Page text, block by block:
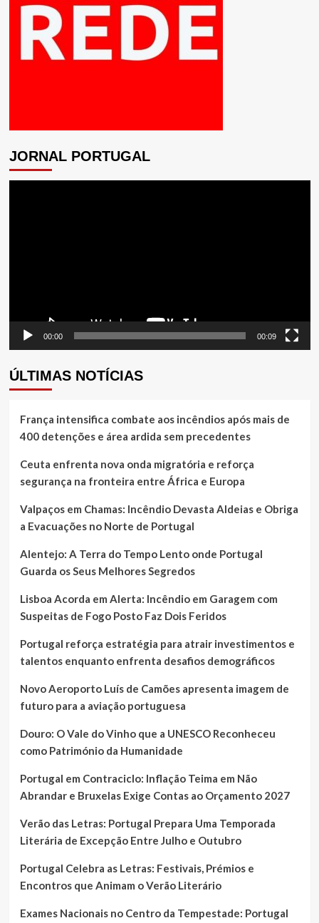
JORNAL PORTUGAL
00:00 00:09
ÚLTIMAS NOTÍCIAS
França intensifica combate aos incêndios após mais de
400 detenções e área ardida sem precedentes
Ceuta enfrenta nova onda migratória e reforça
segurança na fronteira entre África e Europa
Valpaços em Chamas: Incêndio Devasta Aldeias e Obriga
a Evacuações no Norte de Portugal
Alentejo: A Terra do Tempo Lento onde Portugal
Guarda os Seus Melhores Segredos
Lisboa Acorda em Alerta: Incêndio em Garagem com
Suspeitas de Fogo Posto Faz Dois Feridos
Portugal reforça estratégia para atrair investimentos e
talentos enquanto enfrenta desafios demográficos
Novo Aeroporto Luís de Camões apresenta imagem de
futuro para a aviação portuguesa
Douro: O Vale do Vinho que a UNESCO Reconheceu
como Património da Humanidade
Portugal em Contraciclo: Inflação Teima em Não
Abrandar e Bruxelas Exige Contas ao Orçamento 2027
Verão das Letras: Portugal Prepara Uma Temporada
Literária de Excepção Entre Julho e Outubro
Portugal Celebra as Letras: Festivais, Prémios e
Encontros que Animam o Verão Literário
Exames Nacionais no Centro da Tempestade: Portugal